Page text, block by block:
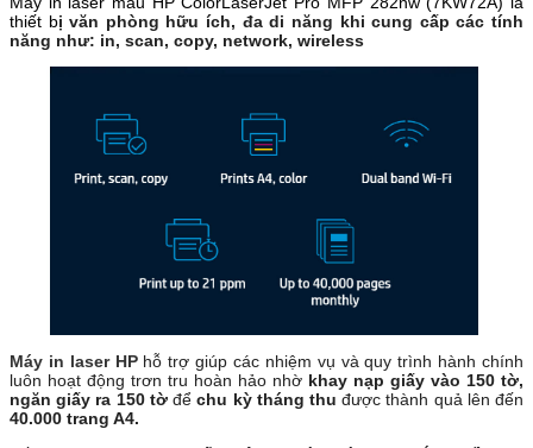
thiết bị văn phòng hữu ích, đa di năng khi cung cấp các tính
năng như: in, scan, copy, network, wireless
Máy in laser HP hỗ trợ giúp các nhiệm vụ và quy trình hành chính
luôn hoạt động trơn tru hoàn hảo nhờ khay nạp giấy vào 150 tờ,
ngăn giấy ra 150 tờđểchu kỳ tháng thu được thành quả lên đến
40.000 trang A4.